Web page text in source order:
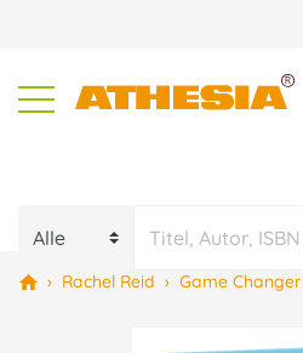
› Rachel Reid › Game Changer